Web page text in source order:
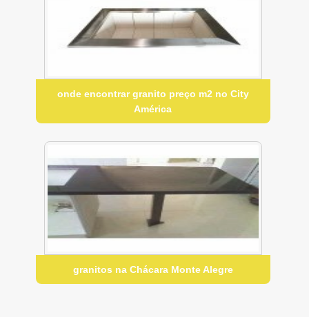
onde encontrar granito preço m2 no City
América
granitos na Chácara Monte Alegre